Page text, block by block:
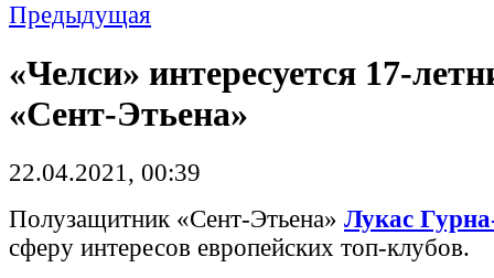
Предыдущая
«Челси» интересуется 17-
«Сент-Этьена»
22.04.2021, 00:39
Полузащитник «Сент-Этьена» Лукас
сферу интересов европейских топ-клубов.